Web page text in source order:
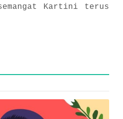
Kartini terus